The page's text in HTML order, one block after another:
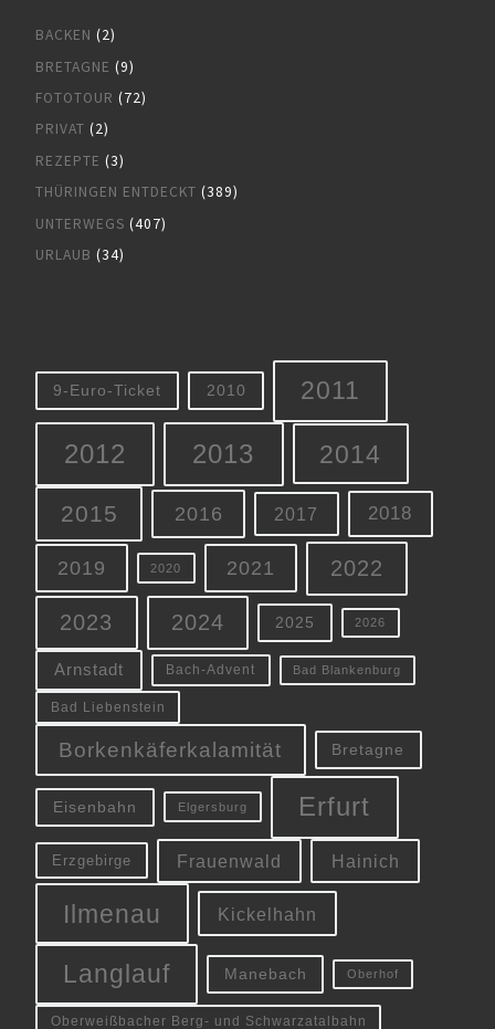
BACKEN (2)
BRETAGNE (9)
FOTOTOUR (72)
PRIVAT (2)
REZEPTE (3)
THÜRINGEN ENTDECKT (389)
UNTERWEGS (407)
URLAUB (34)
9-Euro-Ticket 2010 2011
2012 2013 2014
2015 2016 2017 2018
2019 2020 2021 2022
2023 2024 2025 2026
Arnstadt Bach-Advent Bad Blankenburg
Bad Liebenstein
Borkenkäferkalamität Bretagne
Eisenbahn Elgersburg Erfurt
Erzgebirge Frauenwald Hainich
Ilmenau Kickelhahn
Langlauf Manebach Oberhof
Oberweißbacher Berg- und Schwarzatalbahn